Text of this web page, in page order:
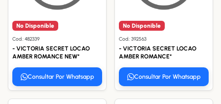
No Disponible
Cod.: 482339
- VICTORIA SECRET LOCAO
AMBER ROMANCE NEW*
Consultar Por Whatsapp
No Disponible
Cod.: 392563
- VICTORIA SECRET LOCAO
AMBER ROMANCE*
Consultar Por Whatsapp